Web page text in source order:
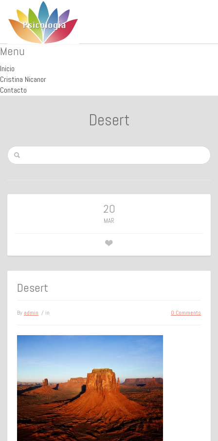
Menu
Inicio
Cristina Nicanor
Contacto
Desert
20
MAR
Desert
By admin / in 0 Comments